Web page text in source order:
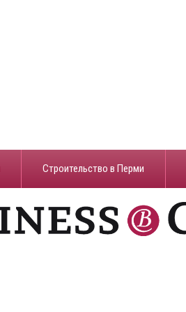
Строительство в Перми